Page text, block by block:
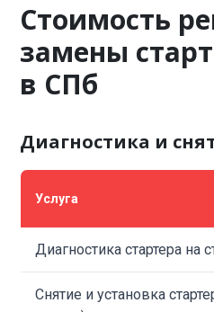
Стоимость
замены
в СПб
Диагностика и
Услуга
Диагностика стартера на
Снятие и установка